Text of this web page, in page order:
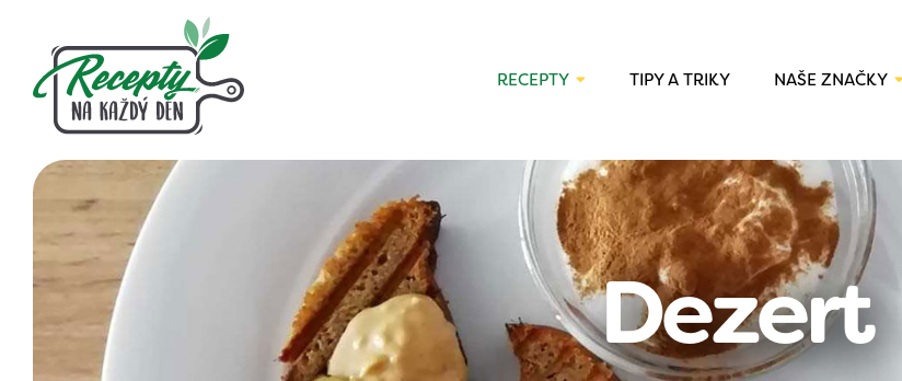
RECEPTY TIPY A TRIKY NAŠE ZNAČKY
Dezert